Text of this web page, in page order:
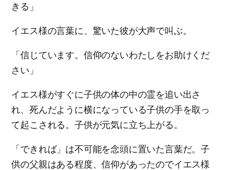
きる」
イエス様の言葉に、驚いた彼が大声で叫ぶ。
「信じています。信仰のないわたしをお助けくだ
さい」
イエス様がすぐに子供の体の中の霊を追い出さ
れ、死んだように横になっている子供の手を取っ
て起こされる。子供が元気に立ち上がる。
「できれば」は不可能を念頭に置いた言葉だ。子
供の父親はある程度、信仰があったのでイエス様